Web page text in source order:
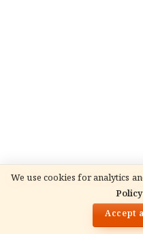
We use cookies for analytics
Policy
Accept
अमर कथा: अमरनाथ की